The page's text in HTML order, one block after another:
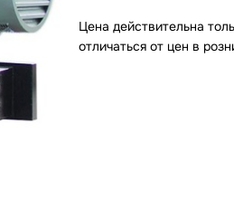
Цена действительна
отличаться от цен в